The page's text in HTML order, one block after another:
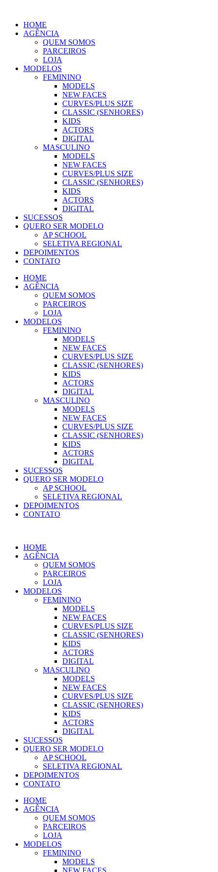
conteúdo
HOME
AGÊNCIA
QUEM SOMOS
PARCEIROS
LOJA
MODELOS
FEMININO
MODELS
NEW FACES
CURVES/PLUS SIZE
CLASSIC (SENHORES)
KIDS
ACTORS
DIGITAL
MASCULINO
MODELS
NEW FACES
CURVES/PLUS SIZE
CLASSIC (SENHORES)
KIDS
ACTORS
DIGITAL
SUCESSOS
QUERO SER MODELO
AP SCHOOL
SELETIVA REGIONAL
DEPOIMENTOS
CONTATO
HOME
AGÊNCIA
QUEM SOMOS
PARCEIROS
LOJA
MODELOS
FEMININO
MODELS
NEW FACES
CURVES/PLUS SIZE
CLASSIC (SENHORES)
KIDS
ACTORS
DIGITAL
MASCULINO
MODELS
NEW FACES
CURVES/PLUS SIZE
CLASSIC (SENHORES)
KIDS
ACTORS
DIGITAL
SUCESSOS
QUERO SER MODELO
AP SCHOOL
SELETIVA REGIONAL
DEPOIMENTOS
CONTATO
HOME
AGÊNCIA
QUEM SOMOS
PARCEIROS
LOJA
MODELOS
FEMININO
MODELS
NEW FACES
CURVES/PLUS SIZE
CLASSIC (SENHORES)
KIDS
ACTORS
DIGITAL
MASCULINO
MODELS
NEW FACES
CURVES/PLUS SIZE
CLASSIC (SENHORES)
KIDS
ACTORS
DIGITAL
SUCESSOS
QUERO SER MODELO
AP SCHOOL
SELETIVA REGIONAL
DEPOIMENTOS
CONTATO
HOME
AGÊNCIA
QUEM SOMOS
PARCEIROS
LOJA
MODELOS
FEMININO
MODELS
NEW FACES